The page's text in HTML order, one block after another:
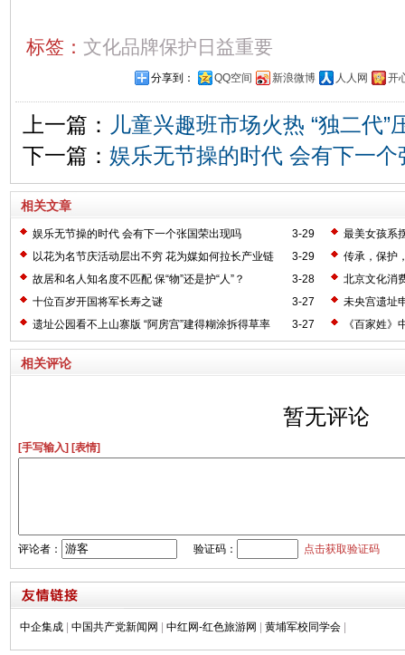
标签： 文化品牌保护日益重要
分享到： QQ空间 新浪微博 人人网 开
上一篇： 儿童兴趣班市场火热 “独二代”
下一篇： 娱乐无节操的时代 会有下一个
相关文章
3-29
娱乐无节操的时代 会有下一个张国荣出现吗
最美女孩系
3-29
以花为名节庆活动层出不穷 花为媒如何拉长产业链
传承，保护
3-28
故居和名人知名度不匹配 保“物”还是护“人”？
北京文化消
3-27
十位百岁开国将军长寿之谜
未央宫遗址
3-27
遗址公园看不上山寨版 “阿房宫”建得糊涂拆得草率 《百家姓》
相关评论
暂无评论
[手写输入] [表情]
评论者： 验证码： 点击获取验证码
中企集成 中国共产党新闻网 中红网-红色旅游网 黄埔军校同学会